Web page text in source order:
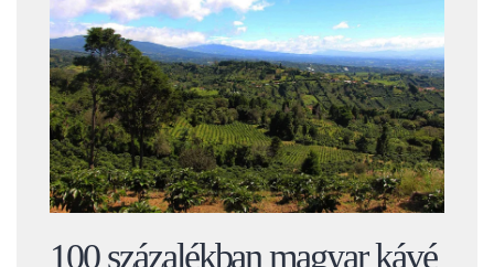
100 százalékban magyar kávé